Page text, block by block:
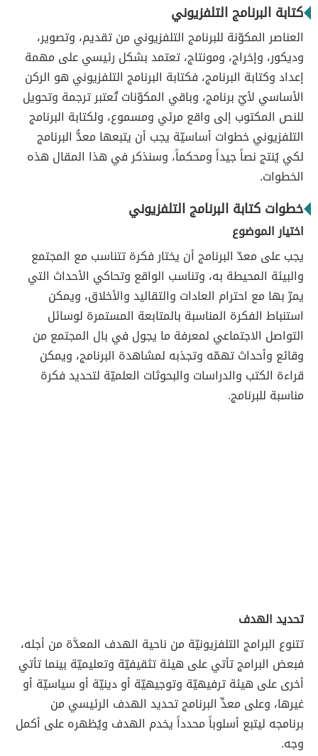
كتابة البرنامج التلفزيوني
العناصر المكوّنة للبرنامج التلفزيوني من تقديم، وتصوير،
وديكور، وإخراج، ومونتاج، تعتمد بشكل رئيسي على مهمة
إعداد وكتابة البرنامج، فكتابة البرنامج التلفزيوني هو الركن
الأساسي لأيّ برنامج، وباقي المكوّنات تُعتبر ترجمة وتحويل
للنص المكتوب إلى واقع مرئي ومسموع، ولكتابة البرنامج
التلفزيوني خطوات أساسيّة يجب أن يتبعها معدُّ البرنامج
لكي يُنتج نصاً جيداً ومحكماً، وسنذكر في هذا المقال هذه
الخطوات.
خطوات كتابة البرنامج التلفزيوني
اختيار الموضوع
يجب على معدّ البرنامج أن يختار فكرة تتناسب مع المجتمع
والبيئة المحيطة به، وتناسب الواقع وتحاكي الأحداث التي
يمرّ بها مع احترام العادات والتقاليد والأخلاق، ويمكن
استنباط الفكرة المناسبة بالمتابعة المستمرة لوسائل
التواصل الاجتماعي لمعرفة ما يجول في بال المجتمع من
وقائع وأحداث تهمّه وتجذبه لمشاهدة البرنامج، ويمكن
قراءة الكتب والدراسات والبحوثات العلميّة لتحديد فكرة
مناسبة للبرنامج.
تحديد الهدف
تتنوع البرامج التلفزيونيّة من ناحية الهدف المعدَّة من أجله،
فبعض البرامج تأتي على هيئة تثقيفيّة وتعليميّة بينما تأتي
أخرى على هيئة ترفيهيّة وتوجيهيّة أو دينيّة أو سياسيّة أو
غيرها، وعلى معدِّ البرنامج تحديد الهدف الرئيسي من
برنامجه ليتبع أسلوباً محدداً يخدم الهدف ويُظهره على أكمل
وجه.